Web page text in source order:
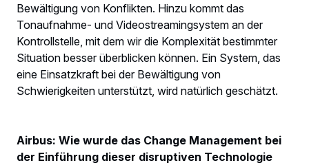
Bewältigung von Konflikten. Hinzu kommt das
Tonaufnahme- und Videostreamingsystem an der
Kontrollstelle, mit dem wir die Komplexität bestimmter
Situation besser überblicken können. Ein System, das
eine Einsatzkraft bei der Bewältigung von
Schwierigkeiten unterstützt, wird natürlich geschätzt.
Airbus: Wie wurde das Change Management bei
der Einführung dieser disruptiven Technologie